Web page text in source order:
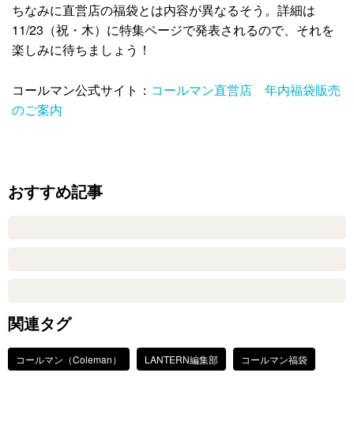
ちなみに直営店の福袋とは内容が異なるそう。詳細は
11/23（祝・木）に特集ページで発表されるので、それを
楽しみに待ちましょう！
コールマン公式サイト： コールマン直営店 年内福袋販売
のご案内
おすすめ記事
関連タグ
コールマン（Coleman） LANTERN編集部 コールマン福袋